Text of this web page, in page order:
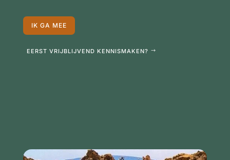
IK GA MEE
EERST VRIJBLIJVEND KENNISMAKEN?